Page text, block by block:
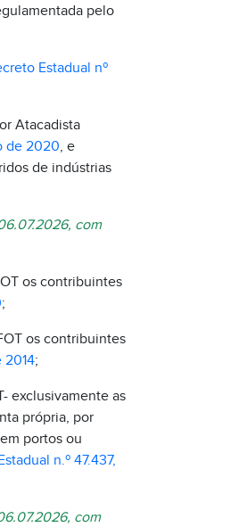
pelo
Estadual nº
Atacadista
de 2020, e
de indústrias
com
os contribuintes
;
os contribuintes
;
exclusivamente as
própria, por
portos ou
n.º 47.437,
com